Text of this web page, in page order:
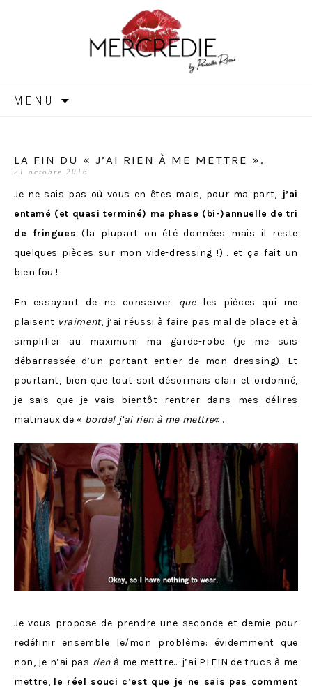
MERCREDIE
MENU
LA FIN DU « J’AI RIEN À ME METTRE ».
21 octobre 2016
Je ne sais pas où vous en êtes mais, pour ma part, j’ai
entamé (et quasi terminé) ma phase (bi-)annuelle de tri
de fringues (la plupart on été données mais il reste
quelques pièces sur mon vide-dressing !)… et ça fait un
bien fou !
En essayant de ne conserver queles pièces qui me
plaisent vraiment, j’ai réussi à faire pas mal de place et à
simplifier au maximum ma garde-robe (je me suis
débarrassée d’un portant entier de mon dressing). Et
pourtant, bien que tout soit désormais clair et ordonné,
je sais que je vais bientôt rentrer dans mes délires
matinaux de « bordel j’ai rien à me mettre« .
Je vous propose de prendre une seconde et demie pour
redéfinir ensemble le/mon problème: évidemment que
non, je n’ai pas rien à me mettre… j’ai PLEIN de trucs à me
mettre, le réel souci c’est que je ne sais pas comment